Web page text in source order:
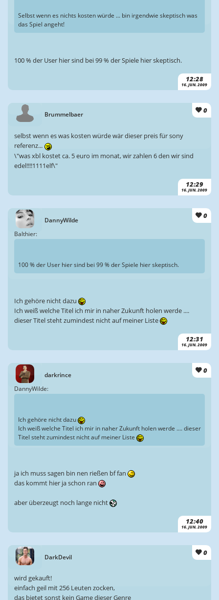
12:28
16. JUN. 2009
Selbst wenn es nichts kosten würde ... bin irgendwie skeptisch was
das Spiel angeht!
100 % der User hier sind bei 99 % der Spiele hier skeptisch.
Brummelbaer 0
12:29
16. JUN. 2009
selbst wenn es was kosten würde wär dieser preis für sony
referenz...
\"was xbl kostet ca. 5 euro im monat, wir zahlen 6 den wir sind
edel!!!!1111elf\"
DannyWilde
0
12:31
16. JUN. 2009
Balthier:
100 % der User hier sind bei 99 % der Spiele hier skeptisch.
Ich gehöre nicht dazu
Ich weiß welche Titel ich mir in naher Zukunft holen werde ....
dieser Titel steht zumindest nicht auf meiner Liste
darkrince
0
12:40
16. JUN. 2009
DannyWilde:
Ich gehöre nicht dazu
Ich weiß welche Titel ich mir in naher Zukunft holen werde .... dieser
Titel steht zumindest nicht auf meiner Liste
ja ich muss sagen bin nen rießen bf fan
das kommt hier ja schon ran
aber überzeugt noch lange nicht
DarkDevil
0
wird gekauft!
einfach geil mit 256 Leuten zocken,
das bietet sonst kein Game dieser Genre